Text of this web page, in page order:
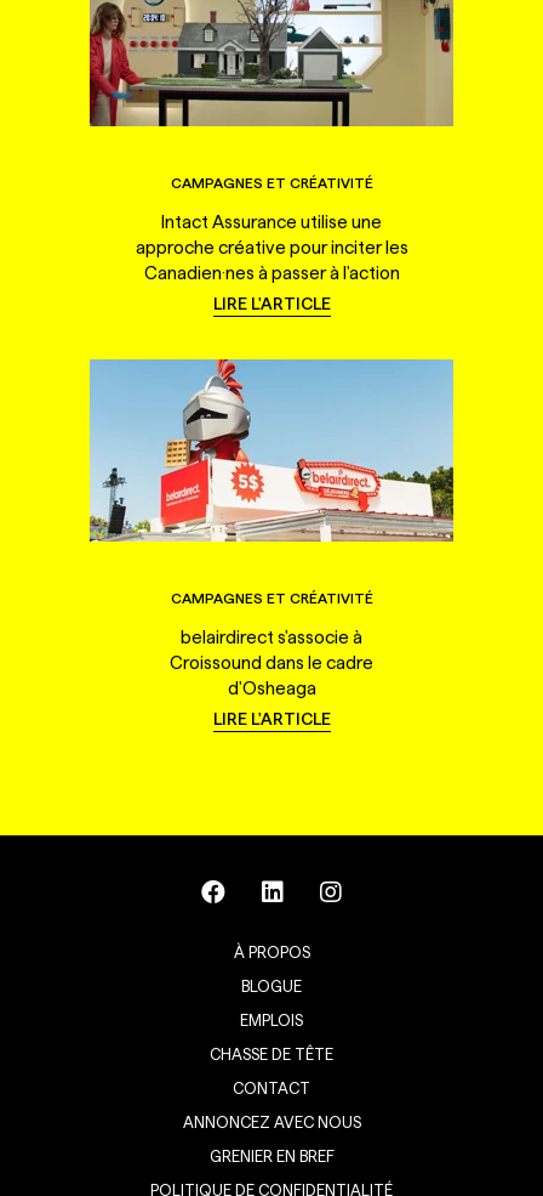
CAMPAGNES ET CRÉATIVITÉ
Intact Assurance utilise une
approche créative pour inciter les
Canadien·nes à passer à l'action
LIRE L'ARTICLE
CAMPAGNES ET CRÉATIVITÉ
belairdirect s'associe à
Croissound dans le cadre
d'Osheaga
LIRE L'ARTICLE
À PROPOS
BLOGUE
EMPLOIS
CHASSE DE TÊTE
CONTACT
ANNONCEZ AVEC NOUS
GRENIER EN BREF
POLITIQUE DE CONFIDENTIALITÉ